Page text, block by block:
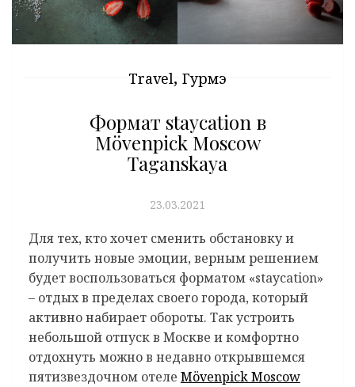
Travel, Гурмэ
Формат staycation в
Mövenpick Moscow
Taganskaya
23.03.2021
Для тех, кто хочет сменить обстановку и
получить новые эмоции, верным решением
будет воспользоваться форматом «staycation»
– отдых в пределах своего города, который
активно набирает обороты. Так устроить
небольшой отпуск в Москве и комфортно
отдохнуть можно в недавно открывшемся
пятизвездочном отеле Mövenpick Moscow